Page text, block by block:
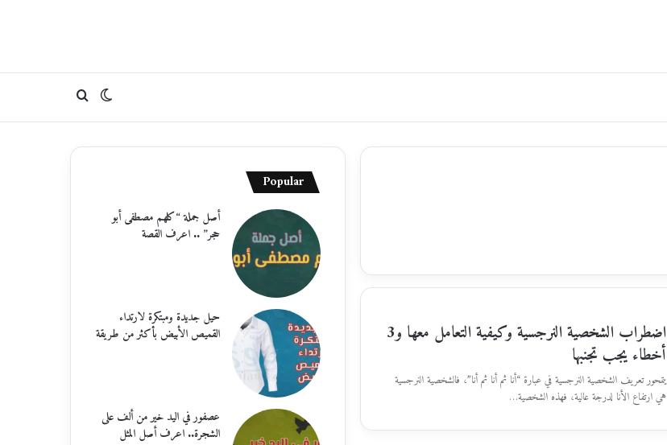
بحثالوضع
المظلم
اضطراب الشخصية النرجسية وكيفية التعامل معها و3
أخطاء يجب تجنبها
يتمحور تعريف الشخصية النرجسية في عبارة “أنا ثم أنا ثم أنا”، فالشخصية النرجسية
هي ارتفاع الأنا لدرجة عالية، فهذه الشخصية…
Popular
أصل جملة “كلهم مصطفى أبو
حجر” .. اعرف القصة
حيل جديدة ومبتكرة لارتداء
القميص الأبيض بأكثر من طريقة
عصفور في اليد خير من ألف على
الشجرة.. اعرف أصل المثل